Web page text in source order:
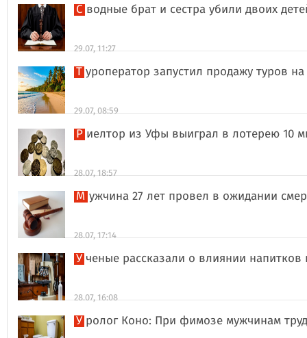
Сводные брат и сестра убили двоих
29.07, 11:27
Туроператор запустил продажу туров
29.07, 08:59
Риелтор из Уфы выиграл в лотерею 10
28.07, 18:57
Мужчина 27 лет провел в ожидании
28.07, 17:14
Ученые рассказали о влиянии
28.07, 16:08
Уролог Коно: При фимозе мужчинам